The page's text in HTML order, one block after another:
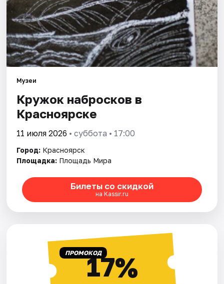
Музеи
Кружок набросков в
Красноярске
11 июля 2026 • суббота • 17:00
Город: Красноярск
Площадка: Площадь Мира
Билеты со скидкой
на Kassir.ru
ПРОМОКОД17%